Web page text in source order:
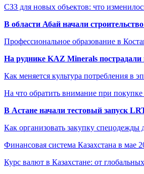
СЗЗ для новых объектов: что
В области Абай начали
Профессиональное образование в
На руднике KAZ Minerals пострадали
Как меняется культура потребления в
На что обратить внимание при покупке
В Астане начали тестовый запуск
Как организовать закупку
Финансовая система Казахстана в мае
Курс валют в Казахстане: от